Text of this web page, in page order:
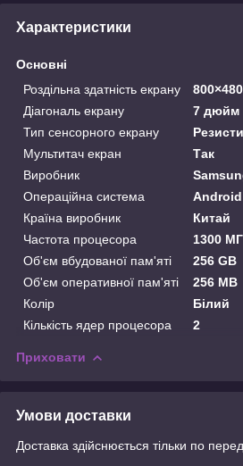
Характеристики
Основні
Роздільна здатність екрану
800×480
Діагональ екрану
7 дюйм
Тип сенсорного екрану
Мультитач екран
Так
Виробник
Операційна система
Android
Країна виробник
Китай
Частота процесора
1300
Об'єм вбудованої пам'яті
256 GB
Об'єм оперативної пам'яті
256 MB
Колір
Білий
Кількість ядер процесора
2
Приховати
Умови доставки
Доставка здійснюється тільки по